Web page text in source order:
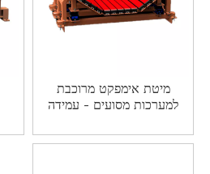
מיטת אימפקט מרוכבת
למערכות מסועים - עמידה